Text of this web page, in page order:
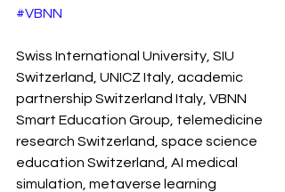
#VBNN
Swiss International University, SIU
Switzerland, UNICZ Italy, academic
partnership Switzerland Italy, VBNN
Smart Education Group, telemedicine
research Switzerland, space science
education Switzerland, AI medical
simulation, metaverse learning